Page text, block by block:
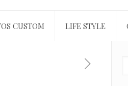
CUSTOM LIFE STYLE